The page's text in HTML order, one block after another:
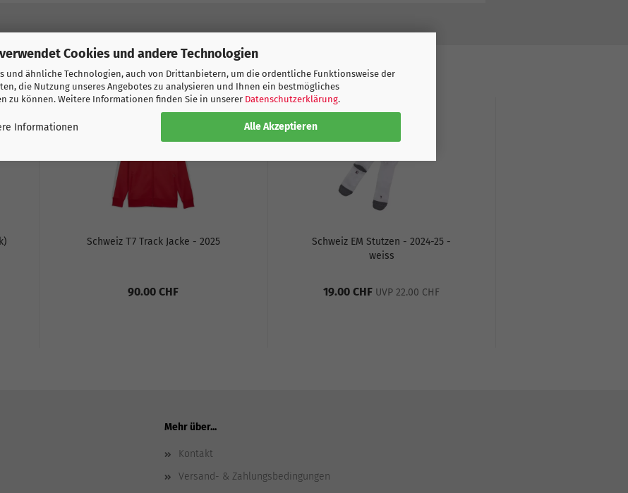
Cookies und andere Technologien
und ähnliche Technologien, auch von Drittanbietern, um die ordentliche Funktionsweise der
die Nutzung unseres Angebotes zu analysieren und Ihnen ein bestmögliches
zu können. Weitere Informationen finden Sie in unserer Datenschutzerklärung.
Alle Akzeptieren
Informationen
ARTIKEL BESTELLTEN, HABEN AUCH FOLGENDE ARTIKEL GEKAUFT:
Schweiz Т7 Track Jacke - 2025
90.00 CHF
Schweiz EM Stutzen - 2024-25 -
weiss
19.00 CHF UVP 22.00 CHF
Mehr über...
Kontakt
Versand- & Zahlungsbedingungen